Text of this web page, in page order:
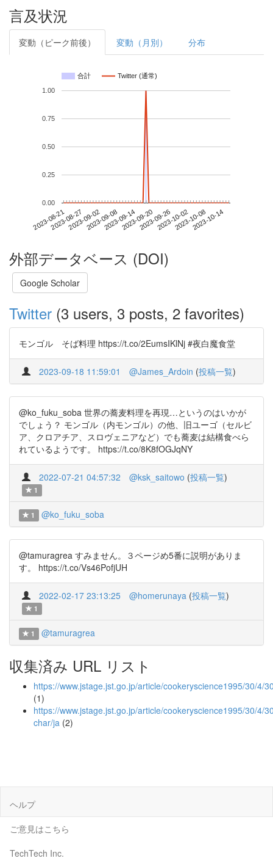
言及状況
変動（ピーク前後） 変動（月別） 分布
合計 Twitter (通常)
2023-08-212023-08-272023-09-022023-09-082023-09-142023-09-202023-09-262023-10-022023-10-082023-10-14
0.00
0.25
0.50
0.75
1.00
外部データベース (DOI)
Google Scholar
Twitter (3 users, 3 posts, 2 favorites)
モンゴル そば料理 https://t.co/2EumsIKlNj #夜白魔食堂
2023-09-18 11:59:01 @James_Ardoin (投稿一覧)
@ko_fuku_soba 世界の蕎麦料理を再現…というのはいかが
でしょう？ モンゴル（内モンゴル）の他、旧ユーゴ（セルビ
ア、クロアチア、スロヴェニアなど）でも蕎麦は結構食べら
れているようです。 https://t.co/8K8fOGJqNY
2022-07-21 04:57:32 @ksk_saitowo (投稿一覧)
1
1 @ko_fuku_soba
@tamuragrea すみません。３ページめ5番に説明がありま
す。 https://t.co/Vs46PofjUH
2022-02-17 23:13:25 @homerunaya (投稿一覧)
1
1 @tamuragrea
収集済み URL リスト
https://www.jstage.jst.go.jp/article/cookeryscience1995/30/4/
(1)
https://www.jstage.jst.go.jp/article/cookeryscience1995/30/4/
char/ja (2)
ヘルプ
ご意見はこちら
TechTech Inc.